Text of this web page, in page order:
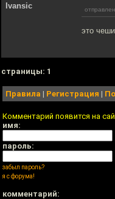
Ivansic
это
cтраницы: 1
Правила | Регистрация |
Комментарий появится на
имя:
пароль:
забыл пароль?
я с форума!
комментарий: